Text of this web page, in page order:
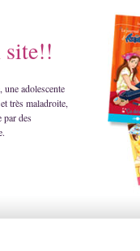
site!!
adolescente
très maladroite,
par des